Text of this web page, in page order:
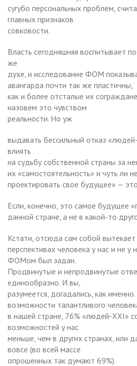
сугубо персональных проблем,
главных признаков
совковости.
Власть сегодняшняя воспитывает
же
духе, и исследование ФОМ
авангарда почти так же пластичны,
как и более отсталые их
назовем это чувством
реальности. Но уж
выдавать бессильный отказ
влиять
на судьбу собственной страны за
их «самостоятельность» и чуть ли
проектировать свое будущее» —
Если, конечно, это самое будущее
данной стране, а не в какой-то
Кстати, отсюда сам собой
перспективах человека у нас и не у
ФОМом был задан.
Продвинутые и непродвинутые
единообразно. И вы,
разумеется, догадались, как
возможности талантливого
в нашей стране, 76% «людей-XXI»
возможностей у нас
меньше, чем в других странах, или
вовсе (во всей массе
опрошенных так думают 69%).